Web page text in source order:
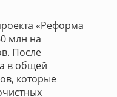
«Реформа
млн на
После
в общей
которые